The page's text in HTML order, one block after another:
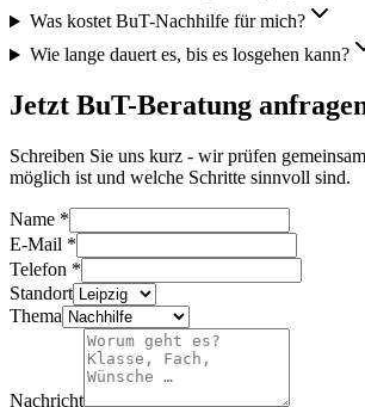
Was kostet BuT-Nachhilfe für mich?
Wie lange dauert es, bis es losgehen kann?
Jetzt BuT-Beratung
Schreiben Sie uns kurz - wir prüfen
möglich ist und welche Schritte sinnvoll sind.
Name *
E-Mail *
Telefon *
Standort
Thema
Nachricht